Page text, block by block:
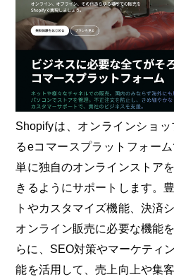
Shopifyは、オンラインショ
るeコマースプラットフォー
単に独自のオンラインストア
きるようにサポートします。
トやカスタマイズ機能、決済
オンライン販売に必要な機能
らに、SEO対策やマーケティ
能を活用して、売上向上や集